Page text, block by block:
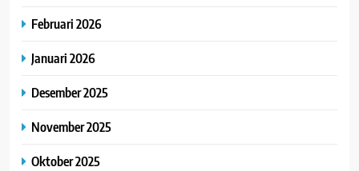
Februari 2026
Januari 2026
Desember 2025
November 2025
Oktober 2025